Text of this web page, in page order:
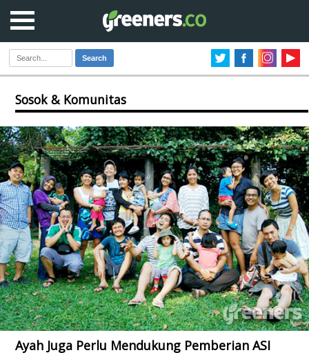
Search
Sosok & Komunitas
Ayah Juga Perlu Mendukung Pemberian ASI